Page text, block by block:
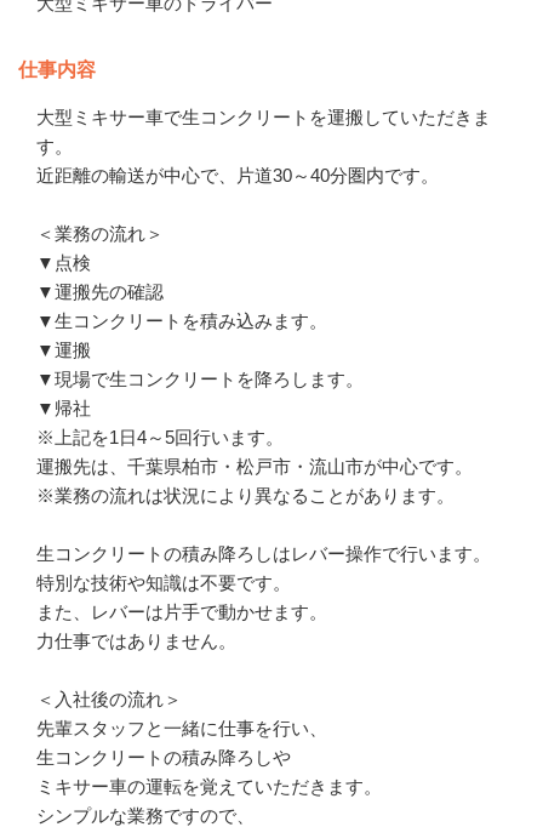
仕事内容
大型ミキサー車で生コンクリートを運搬していただきま
す。
近距離の輸送が中心で、片道30～40分圏内です。
＜業務の流れ＞
▼点検
▼運搬先の確認
▼生コンクリートを積み込みます。
▼運搬
▼現場で生コンクリートを降ろします。
▼帰社
※上記を1日4～5回行います。
運搬先は、千葉県柏市・松戸市・流山市が中心です。
※業務の流れは状況により異なることがあります。
生コンクリートの積み降ろしはレバー操作で行います。
特別な技術や知識は不要です。
また、レバーは片手で動かせます。
力仕事ではありません。
＜入社後の流れ＞
先輩スタッフと一緒に仕事を行い、
生コンクリートの積み降ろしや
ミキサー車の運転を覚えていただきます。
シンプルな業務ですので、